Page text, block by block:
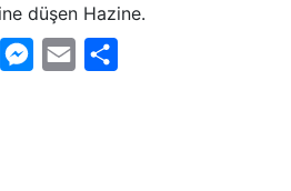
düşen Hazine.
WhatsAppMessenger
Email